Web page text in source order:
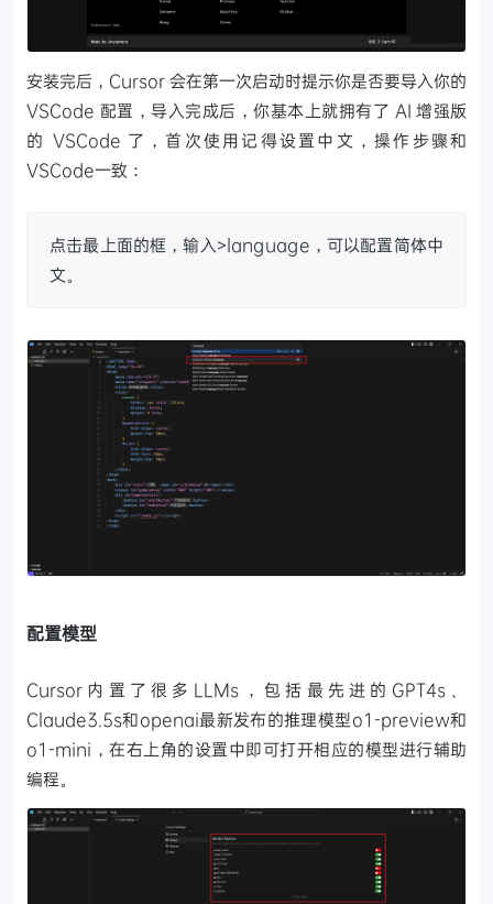
安装完后，Cursor 会在第一次启动时提示你是否要导入你的
VSCode 配置，导入完成后，你基本上就拥有了 AI 增强版
的 VSCode 了，首次使用记得设置中文，操作步骤和
VSCode一致：
点击最上面的框，输入>language，可以配置简体中
文。
配置模型
Cursor内置了很多LLMs，包括最先进的GPT4s、
Claude3.5s和openai最新发布的推理模型o1-preview和
o1-mini，在右上角的设置中即可打开相应的模型进行辅助
编程。